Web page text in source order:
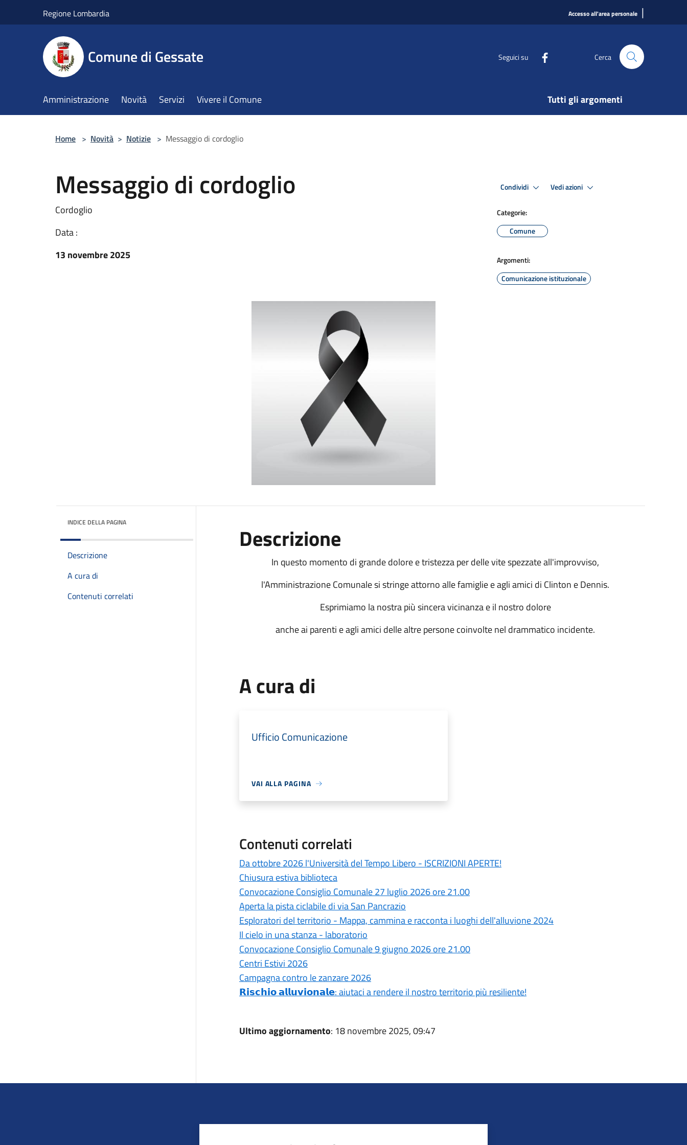
Regione Lombardia Accesso all'area personale |
Comune di Gessate Seguici su Cerca
Amministrazione Novità Servizi Vivere il Comune Tutti gli argomenti
Home > Novità > Notizie > Messaggio di cordoglio
Messaggio di cordoglio
Cordoglio
Data :
13 novembre 2025
Condividi Vedi azioni
Categorie:
Comune
Argomenti:
Comunicazione istituzionale
INDICE DELLA PAGINA
Descrizione
A cura di
Contenuti correlati
Descrizione
In questo momento di grande dolore e tristezza per delle vite spezzate all'improvviso,
l'Amministrazione Comunale si stringe attorno alle famiglie e agli amici di Clinton e Dennis.
Esprimiamo la nostra più sincera vicinanza e il nostro dolore
anche ai parenti e agli amici delle altre persone coinvolte nel drammatico incidente.
A cura di
Ufficio Comunicazione
VAI ALLA PAGINA
Contenuti correlati
Da ottobre 2026 l'Università del Tempo Libero - ISCRIZIONI APERTE!
Chiusura estiva biblioteca
Convocazione Consiglio Comunale 27 luglio 2026 ore 21.00
Aperta la pista ciclabile di via San Pancrazio
Esploratori del territorio - Mappa, cammina e racconta i luoghi dell'alluvione 2024
Il cielo in una stanza - laboratorio
Convocazione Consiglio Comunale 9 giugno 2026 ore 21.00
Centri Estivi 2026
Campagna contro le zanzare 2026
𝗥𝗶𝘀𝗰𝗵𝗶𝗼 𝗮𝗹𝗹𝘂𝘃𝗶𝗼𝗻𝗮𝗹𝗲: aiutaci a rendere il nostro territorio più resiliente!
Ultimo aggiornamento: 18 novembre 2025, 09:47